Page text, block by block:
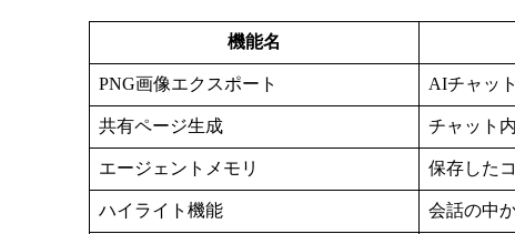
機能名
PNG画像エクスポート AIチャッ
共有ページ生成 チャット
エージェントメモリ 保存した
ハイライト機能 会話の中